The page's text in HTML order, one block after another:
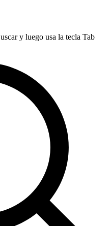
y luego usa la tecla Tab